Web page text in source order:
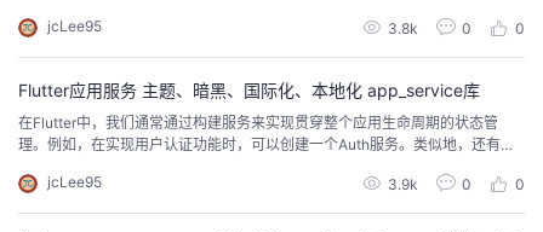
jcLee95
3.8k 0 0
Flutter应用服务 主题、暗黑、国际化、本地化 app_service库
在Flutter中，我们通常通过构建服务来实现贯穿整个应用生命周期的状态管
理。例如，在实现用户认证功能时，可以创建一个Auth服务。类似地，还有许
景，通常会实现一个AppService来集中管理这些方面。App Service库提供了
一套全面的应用管理服务，同时提供了相关的UI组件和持久化解决方案。
jcLee95 3.9k 0 0